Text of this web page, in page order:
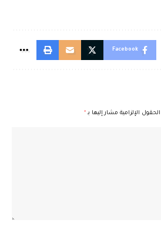
Facebook
الحقول الإلزامية مشار إليها بـ *